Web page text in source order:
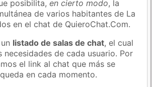
posibilita,en cierto modo, la
de varios habitantes de La
en el chat de QuieroChat.Com.
listado de salas de chat, el cual
necesidades de cada usuario. Por
el link al chat que más se
en cada momento.